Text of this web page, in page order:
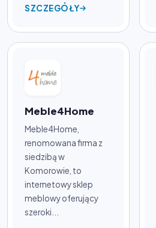
SZCZEGÓŁY
Meble4Home
Meble4Home,
renomowana firma z
siedzibą w
Komorowie, to
internetowy sklep
meblowy oferujący
szeroki...